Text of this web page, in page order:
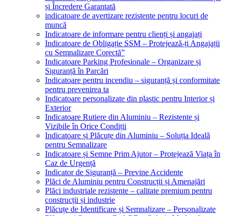
și Încredere Garantată
indicatoare de avertizare rezistente pentru locuri de
muncă
Indicatoare de informare pentru clienți și angajați
Indicatoare de Obligație SSM – Protejează-ți Angajații
cu Semnalizare Corectă”
Indicatoare Parking Profesionale – Organizare și
Siguranță în Parcări
Indicatoare pentru incendiu – siguranță și conformitate
pentru prevenirea ta
Indicatoare personalizate din plastic pentru Interior și
Exterior
Indicatoare Rutiere din Aluminiu – Rezistente și
Vizibile în Orice Condiții
Indicatoare și Plăcuțe din Aluminiu – Soluția Ideală
pentru Semnalizare
Indicatoare și Semne Prim Ajutor – Protejează Viața în
Caz de Urgență
Indicator de Siguranță – Previne Accidente
Plăci de Aluminiu pentru Construcții și Amenajări
Plăci industriale rezistente – calitate premium pentru
construcții și industrie
Plăcuțe de Identificare și Semnalizare – Personalizate